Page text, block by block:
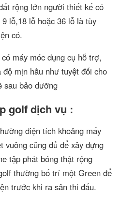
rộng lớn người thiết kế có
lỗ,18 lỗ hoặc 36 lỗ là tùy
có.
máy móc dụng cụ hỗ trợ,
mịn hầu như tuyệt đối cho
sau bảo dưỡng
golf dịch vụ :
diện tích khoảng mấy
vuông cũng đủ để xây dựng
tập phát bóng thật rộng
thường bố trí một Green để
trước khi ra sân thi đấu.